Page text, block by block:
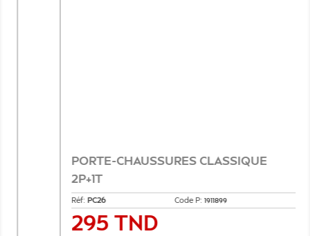
PORTE-CHAUSSURES CLASSIQUE
2P+1T
PC26 Code P:1911899
Prix
295 TND